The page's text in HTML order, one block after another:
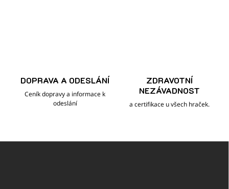
DOPRAVA A ODESLÁNÍ
Ceník dopravy a informace k
odeslání
ZDRAVOTNÍ
NEZÁVADNOST
a certifikace u všech hraček.